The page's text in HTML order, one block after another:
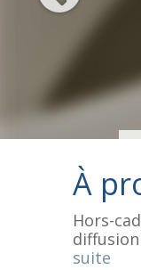
À
Hors-
suite